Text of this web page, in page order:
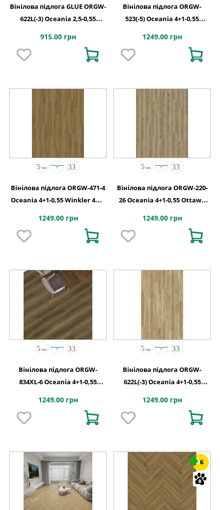
Вінілова підлога GLUE ORGW-
622L(-3) Oceania 2,5-0,55
915.00 грн
Вінілова підлога ORGW-
523(-5) Oceania 4+1-0,55
1249.00 грн
Вінілова підлога ORGW-471-4
Oceania 4+1-0,55 Winkler 4MV
1249.00 грн
Вінілова підлога ORGW-220-
26 Oceania 4+1-0,55 Ottawa
1249.00 грн
Вінілова підлога ORGW-
834XL-6 Oceania 4+1-0,55
1249.00 грн
Вінілова підлога ORGW-
622L(-3) Oceania 4+1-0,55
1249.00 грн
6